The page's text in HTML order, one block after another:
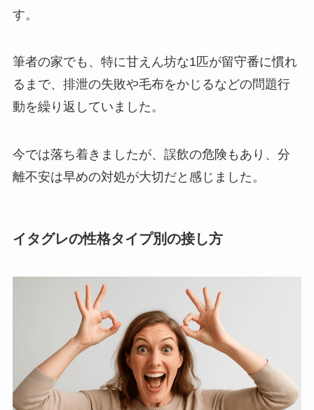
す。
筆者の家でも、特に甘えん坊な1匹が留守番に慣れ
るまで、排泄の失敗や毛布をかじるなどの問題行
動を繰り返していました。
今では落ち着きましたが、誤飲の危険もあり、分
離不安は早めの対処が大切だと感じました。
イタグレの性格タイプ別の接し方